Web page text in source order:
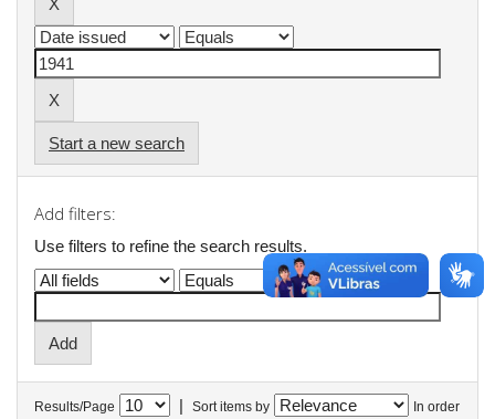
Start a new search
Add filters:
Use filters to refine the search results.
Results/Page | Sort items by In order